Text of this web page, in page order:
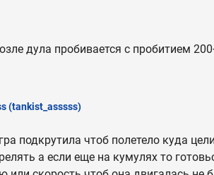
дула пробивается с пробитием
(tankist_asssss)
подкрутила чтоб полетело куда
а если еще на кумулях то